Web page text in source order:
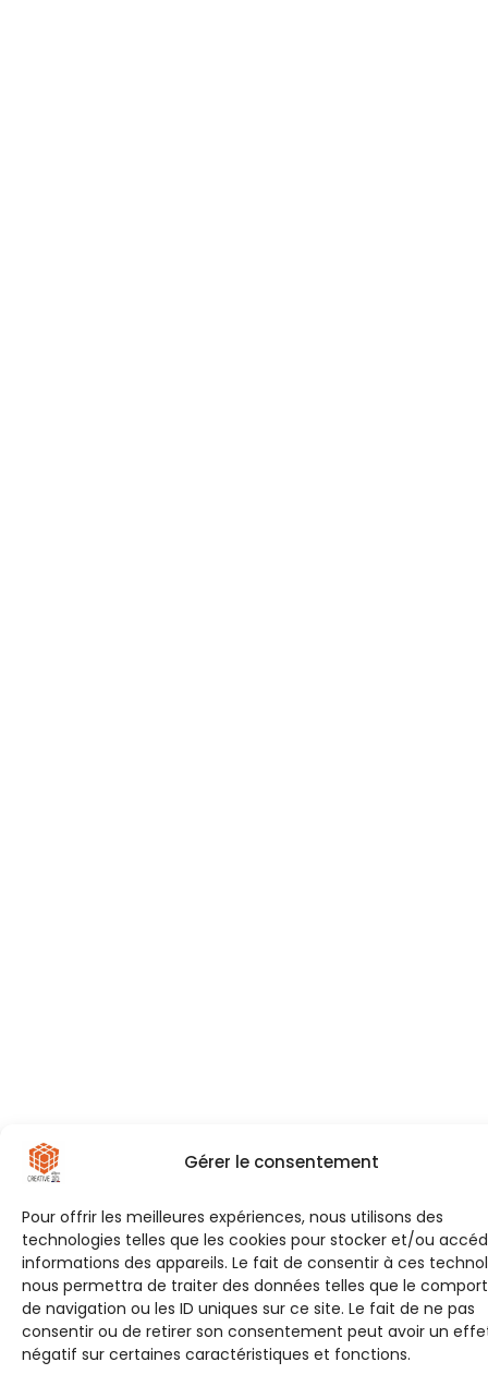
Gérer le consentement
Pour offrir les meilleures expériences, nous utilisons des
technologies telles que les cookies pour stocker et/ou
informations des appareils. Le fait de consentir à ces
nous permettra de traiter des données telles que le
de navigation ou les ID uniques sur ce site. Le fait de ne pas
consentir ou de retirer son consentement peut avoir un
négatif sur certaines caractéristiques et fonctions.